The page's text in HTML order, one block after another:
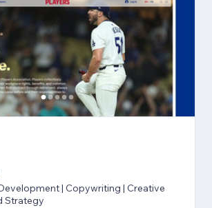
| Copywriting | Creative
Strategy